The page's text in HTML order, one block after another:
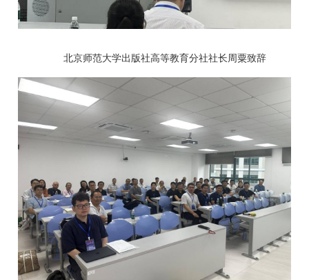
北京师范大学出版社高等教育分社社长周粟致辞